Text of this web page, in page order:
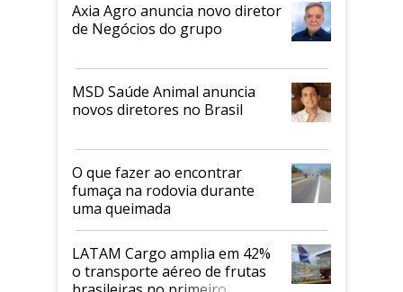
Axia Agro anuncia novo diretor
de Negócios do grupo
MSD Saúde Animal anuncia
novos diretores no Brasil
O que fazer ao encontrar
fumaça na rodovia durante
uma queimada
LATAM Cargo amplia em 42%
o transporte aéreo de frutas